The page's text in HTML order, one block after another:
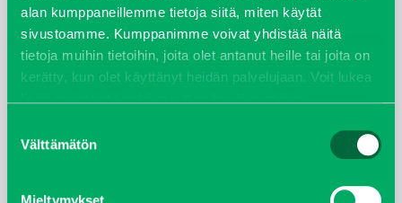
alan kumppaneillemme tietoja siitä, miten käytät
sivustoamme. Kumppanimme voivat yhdistää näitä
tietoja muihin tietoihin, joita olet antanut heille tai joita on
kerätty, kun olet käyttänyt heidän palvelujaan. Voit lukea
valinta
Välttämätön
Mieltymykset
syyskuu 2023
joulukuu 2022